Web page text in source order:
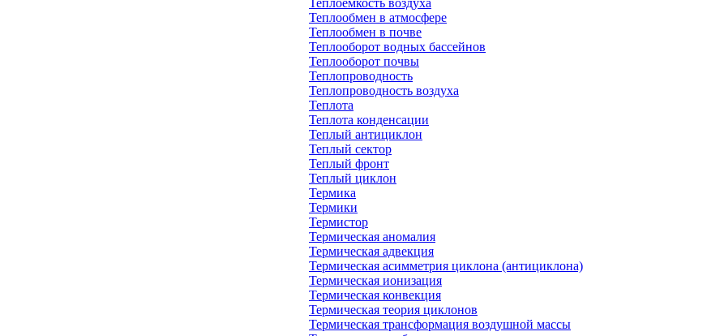
Теплоемкость воздуха
Теплообмен в атмосфере
Теплообмен в почве
Теплооборот водных бассейнов
Теплооборот почвы
Теплопроводность
Теплопроводность воздуха
Теплота
Теплота конденсации
Теплый антициклон
Теплый сектор
Теплый фронт
Теплый циклон
Термика
Термики
Термистор
Термическая аномалия
Термическая адвекция
Термическая асимметрия циклона (антициклона)
Термическая ионизация
Термическая конвекция
Термическая теория циклонов
Термическая трансформация воздушной массы